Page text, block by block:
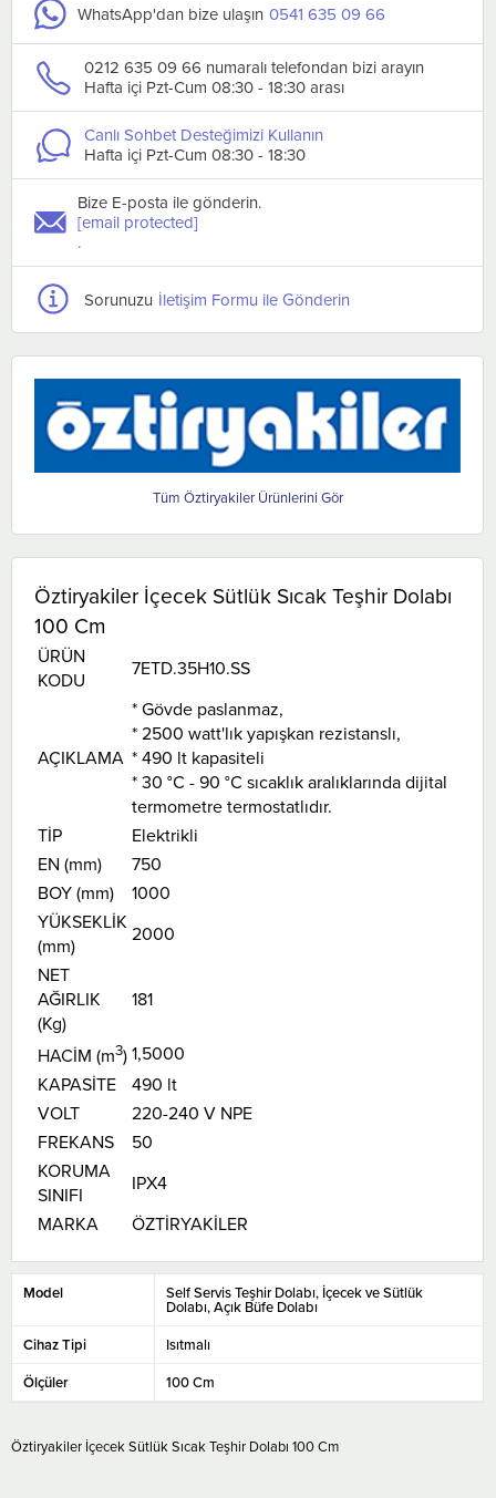
WhatsApp'dan bize ulaşın 0541 635 09 66
0212 635 09 66 numaralı telefondan bizi arayın
Hafta içi Pzt-Cum 08:30 - 18:30 arası
Canlı Sohbet Desteğimizi Kullanın
Hafta içi Pzt-Cum 08:30 - 18:30
Bize E-posta ile gönderin.
[email protected]
.
Sorunuzu İletişim Formu ile Gönderin
Öztiryakiler
Öztiryakiler İçecek Sütlük Sıcak Teşhir Dolabı
100 Cm
ÜRÜN
KODU
7ETD.35H10.SS
AÇIKLAMA
* Gövde paslanmaz,
* 2500 watt'lık yapışkan rezistanslı,
* 490 lt kapasiteli
* 30 °C - 90 °C sıcaklık aralıklarında dijital
termometre termostatlıdır.
TİP
Elektrikli
EN (mm)
750
BOY (mm)
1000
YÜKSEKLİK
(mm)
2000
NET
AĞIRLIK
(Kg)
181
HACİM (m3)1,5000
KAPASİTE
490 lt
VOLT
220-240 V NPE
FREKANS
50
KORUMA
SINIFI
IPX4
MARKA
ÖZTİRYAKİLER
Model Self Servis Teşhir Dolabı İçecek ve Sütlük
Dolabı Açık Büfe Dolabı
Cihaz Tipi Isıtmalı
Ölçüler 100 Cm
Öztiryakiler İçecek Sütlük Sıcak Teşhir Dolabı 100 Cm